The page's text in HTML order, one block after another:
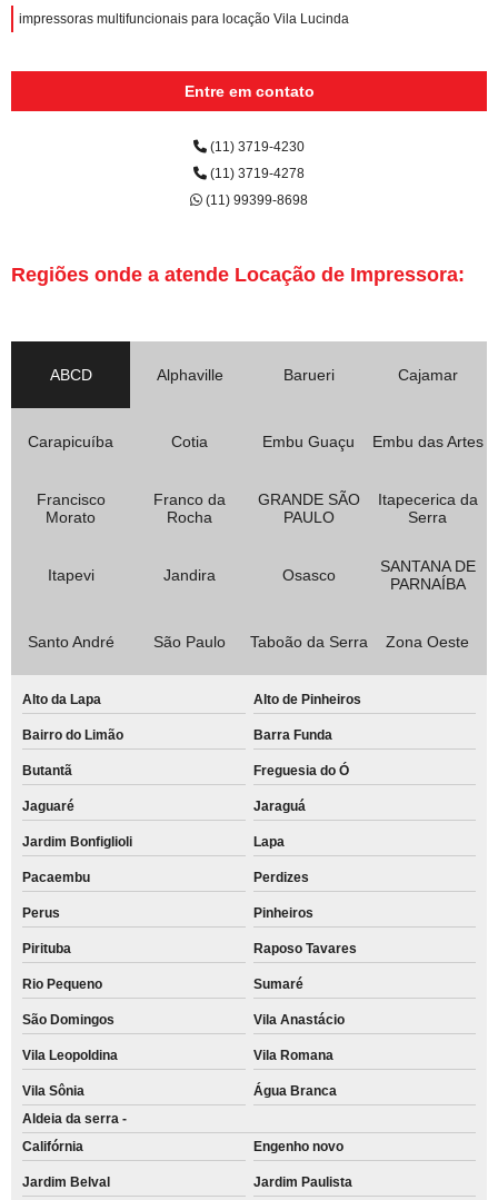
impressoras multifuncionais para locação Vila Lucinda
Entre em contato
(11) 3719-4230
(11) 3719-4278
(11) 99399-8698
Regiões onde a atende Locação de Impressora:
ABCD Alphaville Barueri Cajamar
Carapicuíba Cotia Embu Guaçu Embu das Artes
Francisco
Morato
Franco da
Rocha
GRANDE SÃO
PAULO
Itapecerica da
Serra
Itapevi Jandira Osasco
SANTANA DE
PARNAÍBA
Santo André São Paulo Taboão da Serra Zona Oeste
Alto da Lapa Alto de Pinheiros
Bairro do Limão Barra Funda
Butantã Freguesia do Ó
Jaguaré Jaraguá
Jardim Bonfiglioli Lapa
Pacaembu Perdizes
Perus Pinheiros
Pirituba Raposo Tavares
Rio Pequeno Sumaré
São Domingos Vila Anastácio
Vila Leopoldina Vila Romana
Vila Sônia
Água Branca
Aldeia da serra -
Califórnia
Engenho novo
Jardim Belval Jardim Paulista